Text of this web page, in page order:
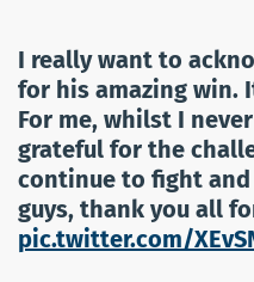
I really want to
for his amazing win.
For me, whilst I
grateful for the
continue to fight and
guys, thank you all
pic.twitter.com/